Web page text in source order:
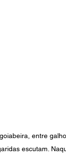
entre
escutam.